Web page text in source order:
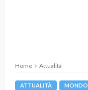
Home Attualità
ATTUALITÀ MONDO